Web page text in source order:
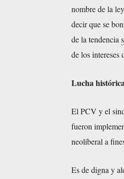
nombre de la
decir que se
de la tendencia
de los intereses
Lucha
El PCV y el
fueron
neoliberal a
Es de digna y